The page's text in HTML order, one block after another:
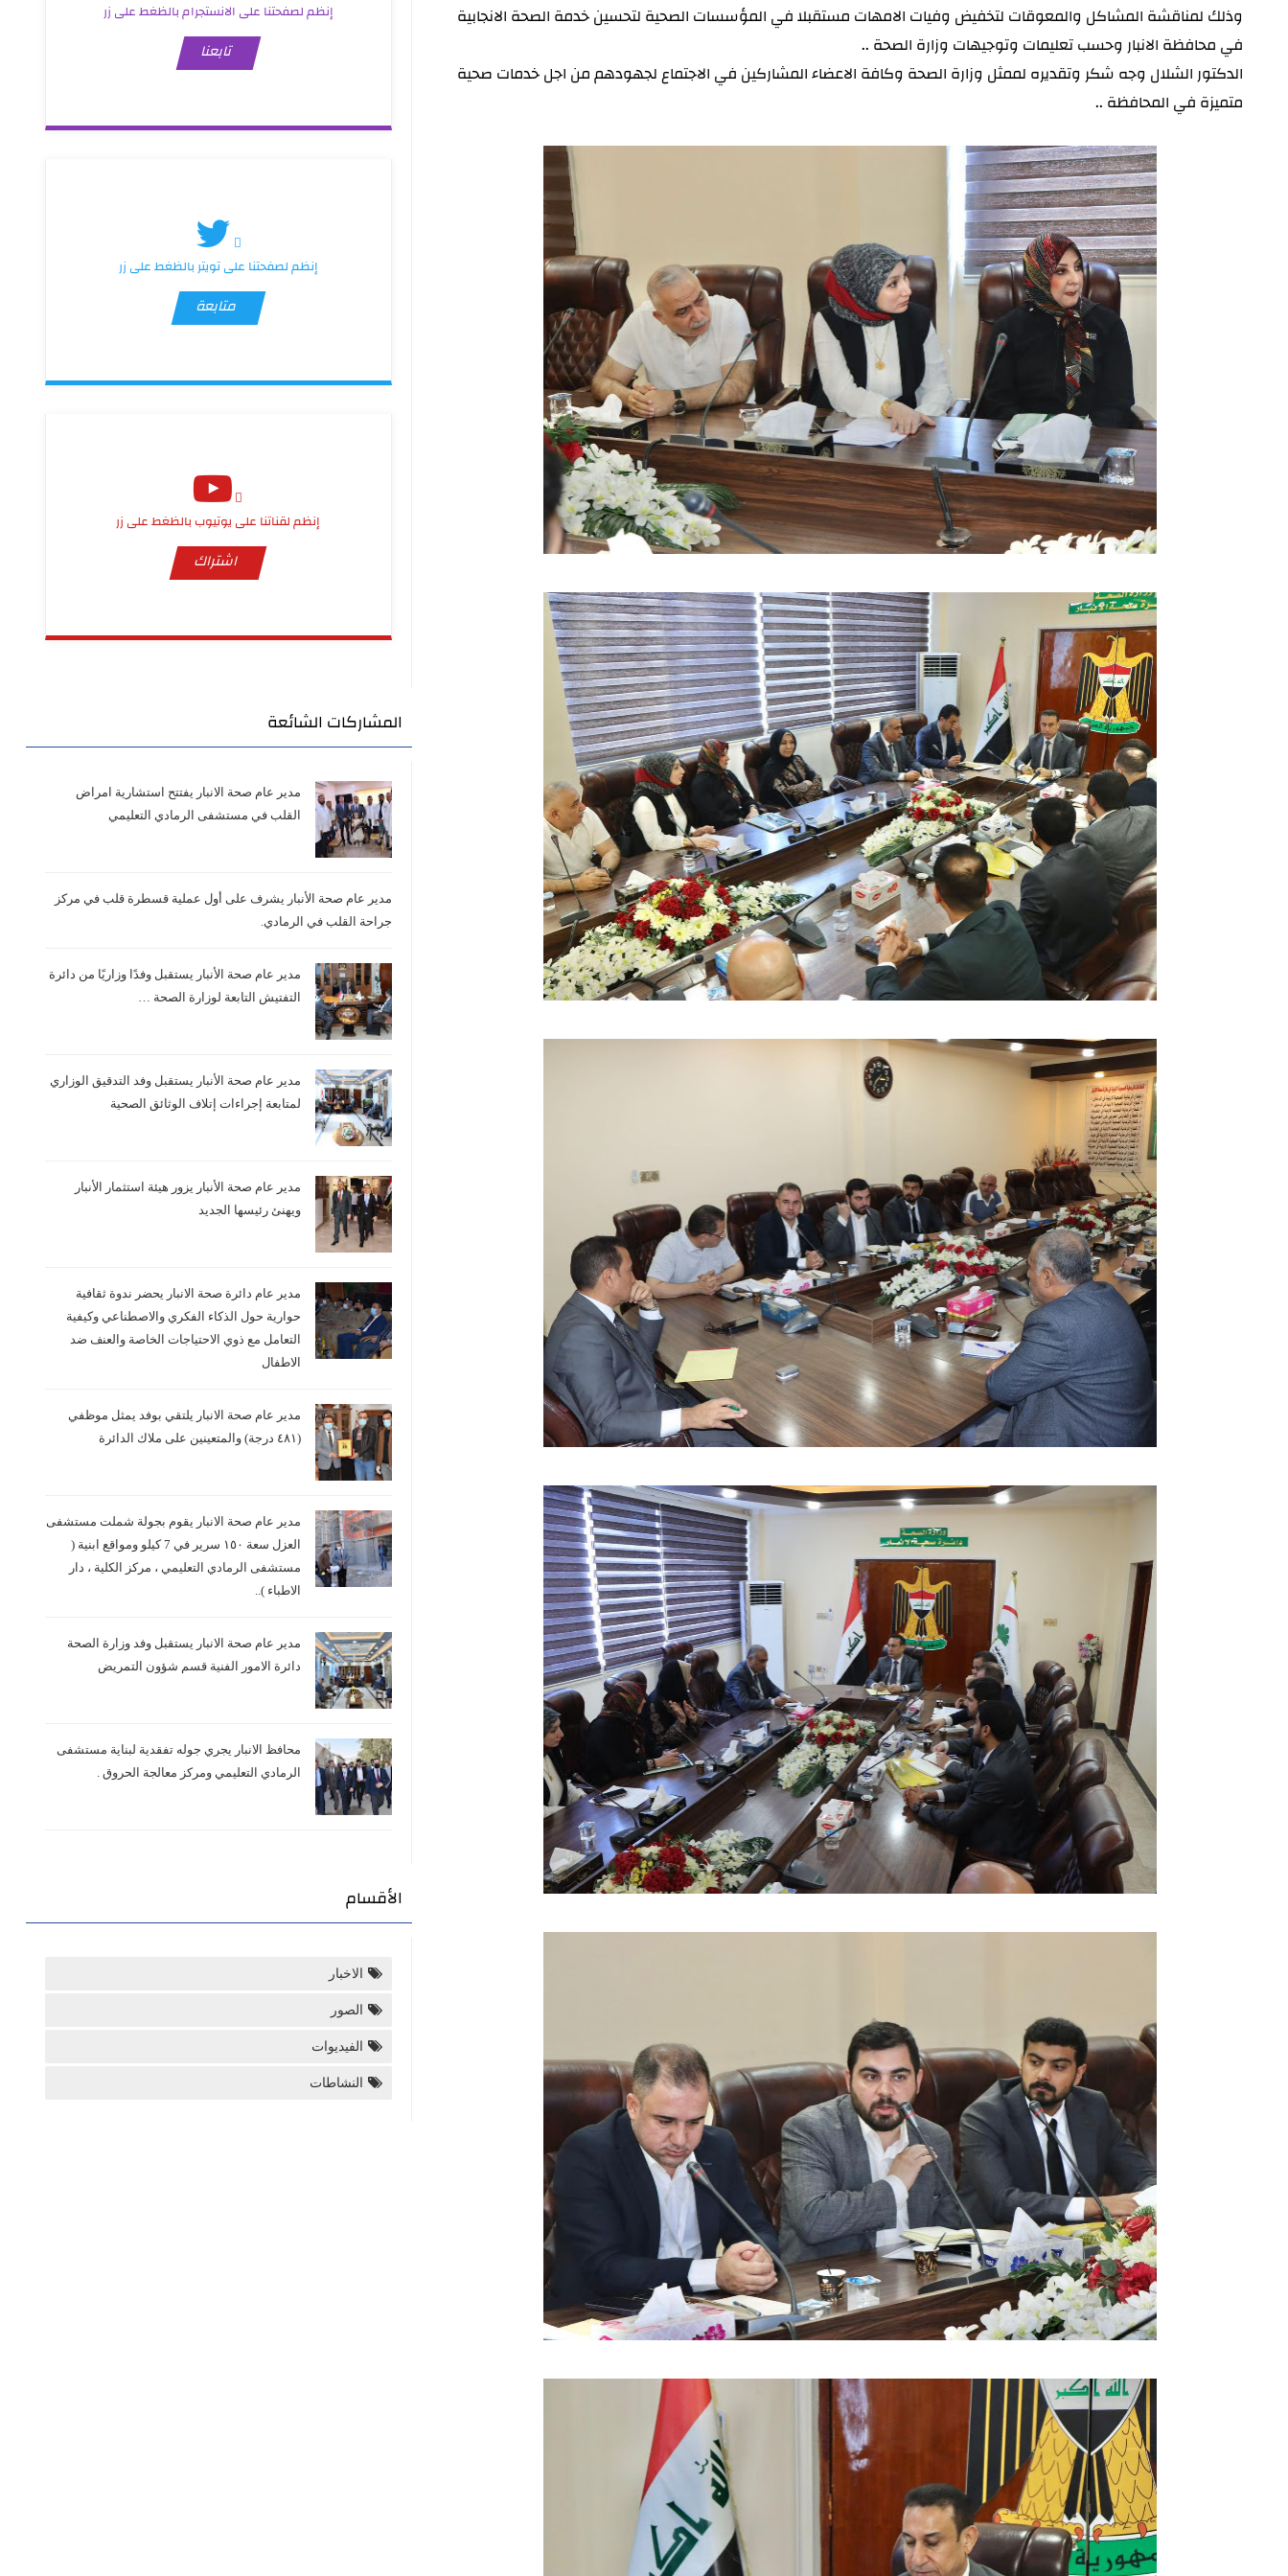
وذلك لمناقشة المشاكل والمعوقات لتخفيض وفيات الامهات مستقبلا في المؤسسات الصحية لتحسين خدمة الصحة الانجابية
في محافظة الانبار وحسب تعليمات وتوجيهات وزارة الصحة ..
الدكتور الشلال وجه شكر وتقديره لممثل وزارة الصحة وكافة الاعضاء المشاركين في الاجتماع لجهودهم من اجل خدمات صحية
متميزة في المحافظة ..
إنظم لصفحتنا على الانستجرام بالظغط على زر
تابعنا
إنظم لصفحتنا على تويتر بالظغط على زر
متابعة
إنظم لقناتنا على يوتيوب بالظغط على زر
اشتراك
المشاركات الشائعة
مدير عام صحة الانبار يفتتح استشارية امراض
القلب في مستشفى الرمادي التعليمي
مدير عام صحة الأنبار يشرف على أول عملية قسطرة قلب في مركز
جراحة القلب في الرمادي.
مدير عام صحة الأنبار يستقبل وفدًا وزاريًا من دائرة
التفتيش التابعة لوزارة الصحة …
مدير عام صحة الأنبار يستقبل وفد التدقيق الوزاري
لمتابعة إجراءات إتلاف الوثائق الصحية
مدير عام صحة الأنبار يزور هيئة استثمار الأنبار
ويهنئ رئيسها الجديد
مدير عام دائرة صحة الانبار يحضر ندوة ثقافية
حوارية حول الذكاء الفكري والاصطناعي وكيفية
التعامل مع ذوي الاحتياجات الخاصة والعنف ضد
الاطفال
مدير عام صحة الانبار يلتقي بوفد يمثل موظفي
(٤٨١ درجة) والمتعينين على ملاك الدائرة
مدير عام صحة الانبار يقوم بجولة شملت مستشفى
العزل سعة ١٥٠ سرير في 7 كيلو ومواقع ابنية (
مستشفى الرمادي التعليمي ، مركز الكلية ، دار
الاطباء )..
مدير عام صحة الانبار يستقبل وفد وزارة الصحة
دائرة الامور الفنية قسم شؤون التمريض
محافظ الانبار يجري جوله تفقدية لبناية مستشفى
الرمادي التعليمي ومركز معالجة الحروق .
الأقسام
الاخبار
الصور
الفيديوات
النشاطات